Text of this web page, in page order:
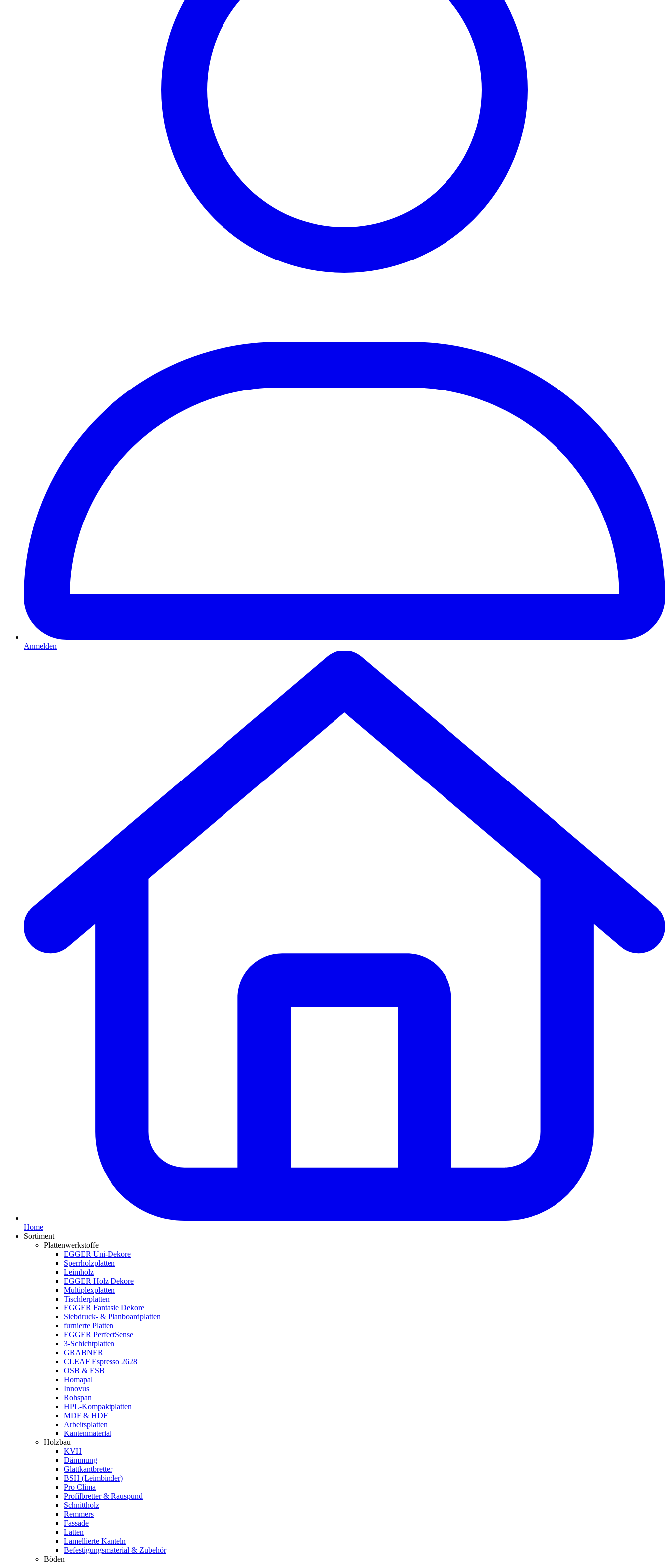
Anmelden
Home
Sortiment
Plattenwerkstoffe
EGGER Uni-Dekore
Sperrholzplatten
Leimholz
EGGER Holz Dekore
Multiplexplatten
Tischlerplatten
EGGER Fantasie Dekore
Siebdruck- & Planboardplatten
furnierte Platten
EGGER PerfectSense
3-Schichtplatten
GRABNER
CLEAF Espresso 2628
OSB & ESB
Homapal
Innovus
Rohspan
HPL-Kompaktplatten
MDF & HDF
Arbeitsplatten
Kantenmaterial
Holzbau
KVH
Dämmung
Glattkantbretter
BSH (Leimbinder)
Pro Clima
Profilbretter & Rauspund
Schnittholz
Remmers
Fassade
Latten
Lamellierte Kanteln
Befestigungsmaterial & Zubehör
Böden